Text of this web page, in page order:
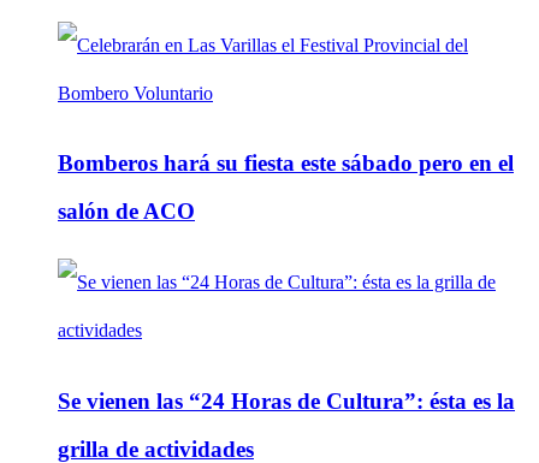
Bomberos hará su fiesta este sábado pero en el
salón de ACO
Se vienen las “24 Horas de Cultura”: ésta es la
grilla de actividades